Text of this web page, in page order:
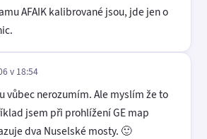
AFAIK kalibrované jsou, jde jen o
v 18:54
vůbec nerozumím. Ale myslím že to
jsem při prohlížení GE map
dva Nuselské mosty. 🙂